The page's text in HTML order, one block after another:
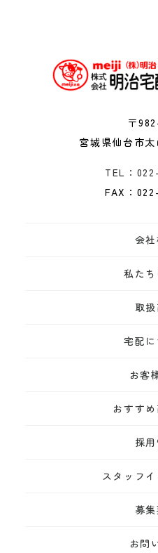
〒
宮城県仙台市
TEL：
FAX：
会
私た
取
宅配
お客
おすす
採
スタッフ
募
お問